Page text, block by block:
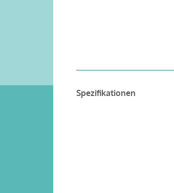
Spezifikationen